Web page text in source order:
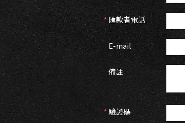
* 匯款者電話
E-mail
備註
*驗證碼